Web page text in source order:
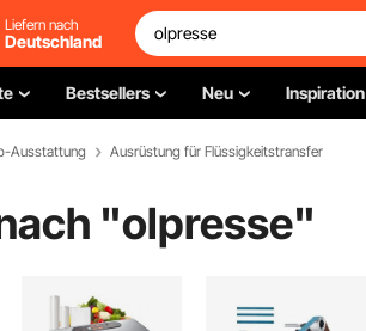
Liefern nach
Deutschland
Bestsellers Neu Inspiration
Ausstattung Ausrüstung für Flüssigkeitstransfer
"olpresse"